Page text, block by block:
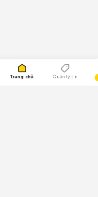
Trang chủ Quản lý tin